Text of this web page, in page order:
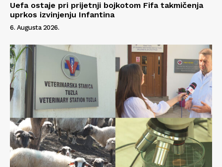
Uefa ostaje pri prijetnji bojkotom Fifa takmičenja
uprkos izvinjenju Infantina
6. Augusta 2026.